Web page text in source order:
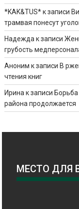
*KAK&TUS*к записи
трамвая понесут
Надежда к записи
грубость
Аноним к записи В
чтения книг
Ирина к записи
района продолжается
МЕСТО ДЛЯ